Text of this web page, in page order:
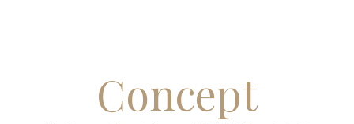
Concept